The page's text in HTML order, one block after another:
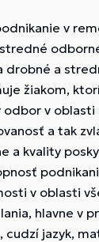
v
drobné a
žiakom,
v oblasti
a tak
a kvality
v oblasti
hlavne v
cudzí jazyk,